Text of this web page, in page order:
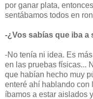
por ganar plata,
sentábamos todos en
-¿Vos sabías que iba a
-No tenía ni idea. Es
en las pruebas físicas...
que habían hecho muy
enteré ahí hablando con
íbamos a estar aislados